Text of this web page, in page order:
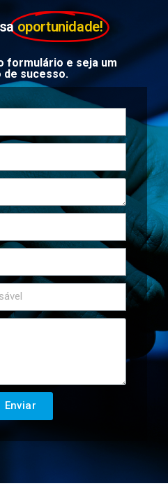
oportunidade!
formulário e seja um
de sucesso.
Enviar